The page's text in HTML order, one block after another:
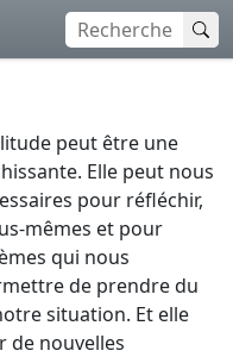
peut être une
Elle peut nous
pour réfléchir,
mêmes et pour
qui nous
de prendre du
situation. Et elle
de nouvelles